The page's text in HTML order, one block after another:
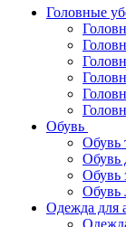
Головные
Обувь
Обувь
Обувь
Обувь
Обувь
Одежда для